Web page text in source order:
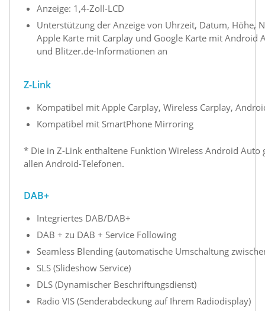
Anzeige: 1,4-Zoll-LCD
Unterstützung der Anzeige von Uhrzeit, Datum, Höhe,
Apple Karte mit Carplay und Google Karte mit Android
und Blitzer.de-Informationen an
Z-Link
Kompatibel mit Apple Carplay, Wireless Carplay,
Kompatibel mit SmartPhone Mirroring
* Die in Z-Link enthaltene Funktion Wireless Android
allen Android-Telefonen.
DAB+
Integriertes DAB/DAB+
DAB + zu DAB + Service Following
Seamless Blending (automatische Umschaltung
SLS (Slideshow Service)
DLS (Dynamischer Beschriftungsdienst)
Radio VIS (Senderabdeckung auf Ihrem Radiodisplay)